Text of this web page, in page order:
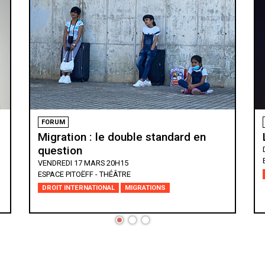
ÉVÉNEMENT
La vie devant elle, de Manon Loizeau
DIMANCHE 12 MARS 10H00
BAINS DES PÂQUIS (GENÈVE)
FEMMES* JEUNESSE MIGRATIONS